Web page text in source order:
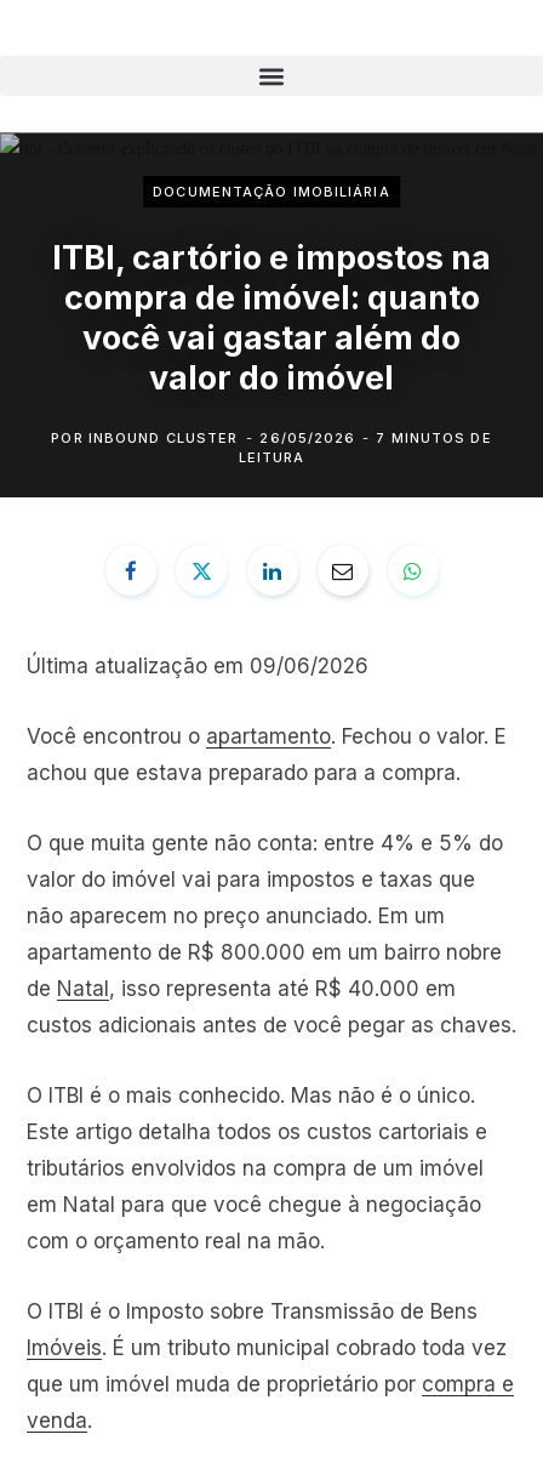
DOCUMENTAÇÃO IMOBILIÁRIA
ITBI, cartório e impostos na
compra de imóvel: quanto
você vai gastar além do
valor do imóvel
POR INBOUND CLUSTER 26/05/2026
7 MINUTOS DE
LEITURA
Última atualização em 09/06/2026
Você encontrou o apartamento. Fechou o valor. E
achou que estava preparado para a compra.
O que muita gente não conta: entre 4% e 5% do
valor do imóvel vai para impostos e taxas que
não aparecem no preço anunciado. Em um
apartamento de R$ 800.000 em um bairro nobre
de Natal, isso representa até R$ 40.000 em
custos adicionais antes de você pegar as chaves.
O ITBI é o mais conhecido. Mas não é o único.
Este artigo detalha todos os custos cartoriais e
tributários envolvidos na compra de um imóvel
em Natal para que você chegue à negociação
com o orçamento real na mão.
O ITBI é o Imposto sobre Transmissão de Bens
Imóveis. É um tributo municipal cobrado toda vez
que um imóvel muda de proprietário por compra e
venda.